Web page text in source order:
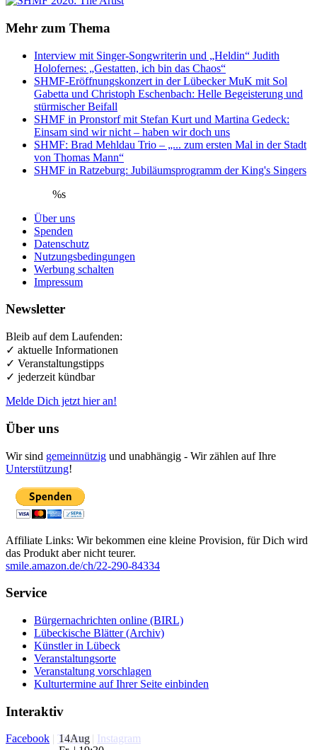
Mehr zum Thema
Interview mit Singer-Songwriterin und „Heldin“ Judith
Holofernes: „Gestatten, ich bin das Chaos“
SHMF-Eröffnungskonzert in der Lübecker MuK mit Sol
Gabetta und Christoph Eschenbach: Helle Begeisterung und
stürmischer Beifall
SHMF in Pronstorf mit Stefan Kurt und Martina Gedeck:
Einsam sind wir nicht – haben wir doch uns
SHMF: Brad Mehldau Trio – „... zum ersten Mal in der Stadt
von Thomas Mann“
SHMF in Ratzeburg: Jubiläumsprogramm der King's Singers
%s
14Aug
Über uns
Spenden
Datenschutz
Nutzungsbedingungen
Werbung schalten
Impressum
Newsletter
Bleib auf dem Laufenden:
✓ aktuelle Informationen
✓ Veranstaltungstipps
✓ jederzeit kündbar
Melde Dich jetzt hier an!
Über uns
Wir sind gemeinnützig und unabhängig - Wir zählen auf Ihre
Unterstützung!
Affiliate Links: Wir bekommen eine kleine Provision, für Dich wird
das Produkt aber nicht teurer.
smile.amazon.de/ch/22-290-84334
Service
Bürgernachrichten online (BIRL)
Lübeckische Blätter (Archiv)
Künstler in Lübeck
Veranstaltungsorte
Veranstaltung vorschlagen
Kulturtermine auf Ihrer Seite einbinden
Interaktiv
Facebook | Twitter| Instagram